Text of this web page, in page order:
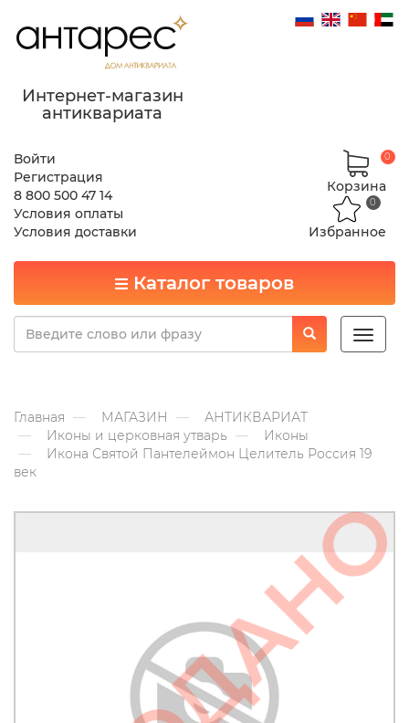
Интернет-магазин
антиквариата
Войти
Регистрация
8 800 500 47 14
Условия оплаты
Условия доставки
Корзина
0
Избранное
0
Каталог товаров
Toggle
Главная МАГАЗИН
АНТИКВАРИАТ
Иконы и церковная утварь
Иконы
Икона Святой Пантелеймон Целитель Россия 19
век